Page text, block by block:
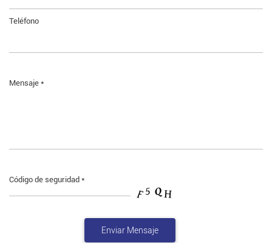
Teléfono
Mensaje *
Código de seguridad *